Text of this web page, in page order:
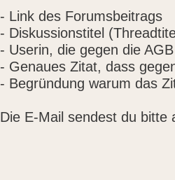
- Link des Forumsbeitrags
- Diskussionstitel
- Userin, die gegen die
- Genaues Zitat, dass
- Begründung warum das
Die E-Mail sendest du bitte